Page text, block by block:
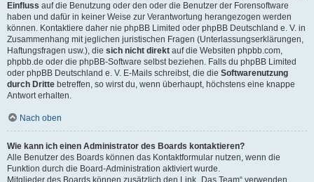
Einfluss auf die Benutzung oder den oder die Benutzer der Forensoftware
haben und dafür in keiner Weise zur Verantwortung herangezogen werden
können. Kontaktiere daher nie phpBB Limited oder phpBB Deutschland e. V. in
Zusammenhang mit jeglichen juristischen Fragen (Unterlassungserklärungen,
Haftungsfragen usw.), die sich nicht direkt auf die Websiten phpbb.com,
phpbb.de oder die phpBB-Software selbst beziehen. Falls du phpBB Limited
oder phpBB Deutschland e. V. E-Mails schreibst, die die Softwarenutzung
durch Dritte betreffen, so wirst du, wenn überhaupt, höchstens eine knappe
Antwort erhalten.
Nach oben
Wie kann ich einen Administrator des Boards kontaktieren?
Alle Benutzer des Boards können das Kontaktformular nutzen, wenn die
Funktion durch die Board-Administration aktiviert wurde.
Mitglieder des Boards können zusätzlich den Link „Das Team“ verwenden.